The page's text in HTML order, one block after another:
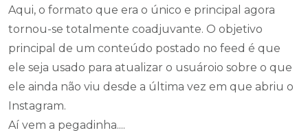
Aqui, o formato que era o único e principal agora
tornou-se totalmente coadjuvante. O objetivo
principal de um conteúdo postado no feed é que
ele seja usado para atualizar o usuároio sobre o que
ele ainda não viu desde a última vez em que abriu o
Instagram.
Aí vem a pegadinha....